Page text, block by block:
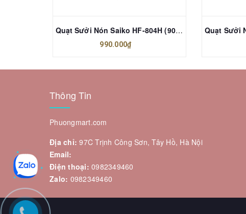
Quạt Sưởi Nón Saiko HF-804H (900W)
990.000₫
Thông Tin
Phuongmart.com
Địa chỉ: 97C Trịnh Công Sơn, Tây Hồ, Hà Nội
Email:
Điện thoại: 0982349460
Zalo: 0982349460